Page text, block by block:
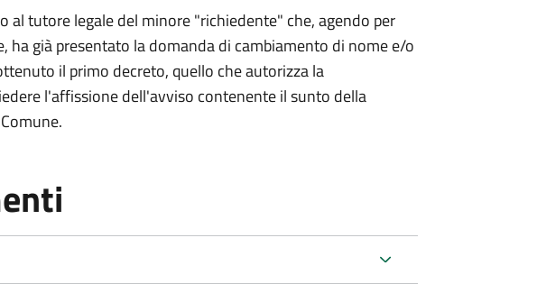
al tutore legale del minore "richiedente" che, agendo per
ha già presentato la domanda di cambiamento di nome e/o
il primo decreto, quello che autorizza la
l'affissione dell'avviso contenente il sunto della